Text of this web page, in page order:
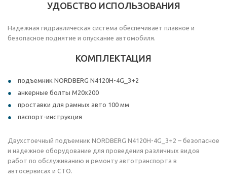
УДОБСТВО ИСПОЛЬЗОВАНИЯ
Надежная гидравлическая система обеспечивает плавное и
безопасное поднятие и опускание автомобиля.
КОМПЛЕКТАЦИЯ
подъемник NORDBERG N4120H-4G_3+2
анкерные болты M20x200
проставки для рамных авто 100 мм
паспорт-инструкция
Двухстоечный подъемник NORDBERG N4120H-4G_3+2 – безопасное
и надежное оборудование для проведения различных видов
работ по обслуживанию и ремонту автотранспорта в
автосервисах и СТО.